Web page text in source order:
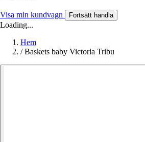
Visa min kundvagn Fortsätt handla
Loading...
Hem
/ Baskets baby Victoria Tribu